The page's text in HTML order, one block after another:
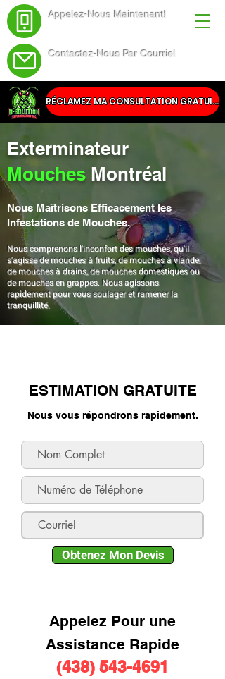
RÉCLAMEZ MA CONSULTATION GRATUITE
Appelez-Nous Maintenant!
Contactez-Nous Par Courriel
Exterminateur
Mouches Montréal
Nous Maîtrisons Efficacement les
Infestations de Mouches.
Nous comprenons l'inconfort des mouches, qu'il
s'agisse de mouches à fruits, de mouches à viande,
de mouches à drains, de mouches domestiques ou
de mouches en grappes. Nous agissons
rapidement pour vous soulager et ramener la
tranquillité.
ESTIMATION GRATUITE
Nous vous répondrons rapidement.
Obtenez Mon Devis
Appelez Pour une
Assistance Rapide​
(438) 543-4691